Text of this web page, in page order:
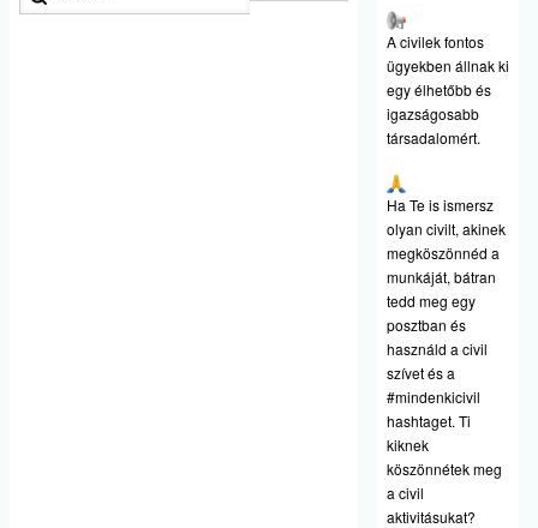
A civilek fontos
ügyekben állnak ki
egy élhetőbb és
igazságosabb
társadalomért.
Ha Te is ismersz
olyan civilt, akinek
megköszönnéd a
munkáját, bátran
tedd meg egy
posztban és
használd a civil
szívet és a
#mindenkicivil
hashtaget. Ti
kiknek
köszönnétek meg
a civil
aktivitásukat?